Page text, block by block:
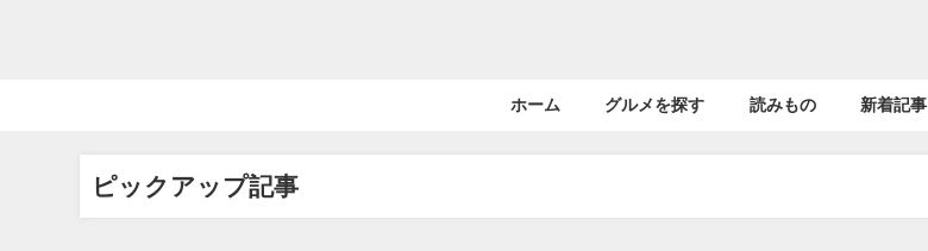
ホーム グルメを探す 読みもの 新着記事
ピックアップ記事